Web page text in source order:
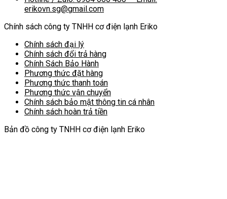
erikovn.sg@gmail.com
Chính sách công ty TNHH cơ điện lạnh Eriko
Chính sách đại lý
Chính sách đổi trả hàng
Chính Sách Bảo Hành
Phương thức đặt hàng
Phương thức thanh toán
Phương thức vận chuyển
Chính sách bảo mật thông tin cá nhân
Chính sách hoàn trả tiền
Bản đồ công ty TNHH cơ điện lạnh Eriko